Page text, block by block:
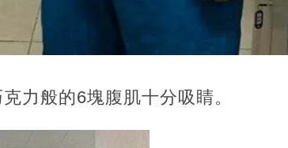
力般的6塊腹肌十分吸睛。